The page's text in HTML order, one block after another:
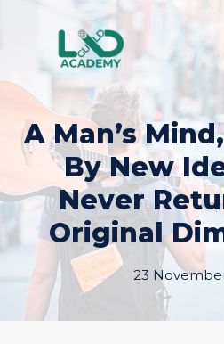
content
A Man’s
By New
Never
Original
23